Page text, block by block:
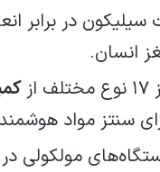
در برابر
انسان.
سنتز مواد
مولکولی